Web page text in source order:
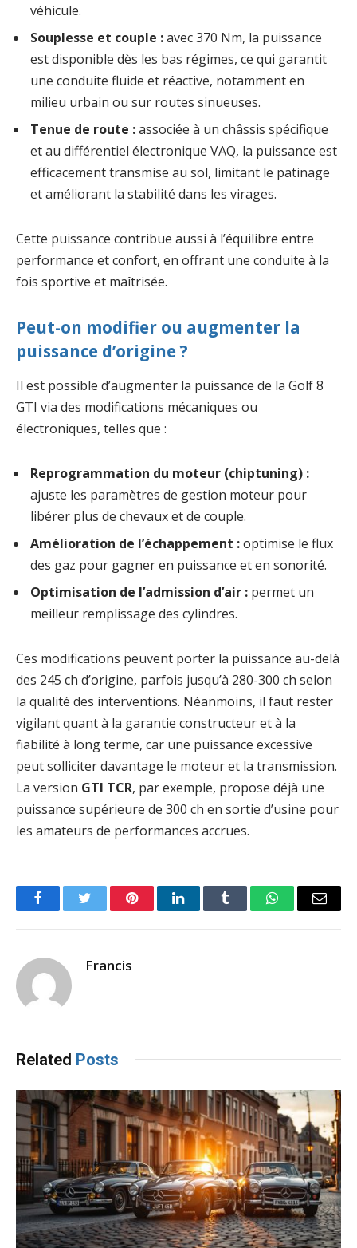
véhicule.
Souplesse et couple :avec 370 Nm, la puissance
est disponible dès les bas régimes, ce qui garantit
une conduite fluide et réactive, notamment en
milieu urbain ou sur routes sinueuses.
Tenue de route :associée à un châssis spécifique
et au différentiel électronique VAQ, la puissance est
efficacement transmise au sol, limitant le patinage
et améliorant la stabilité dans les virages.
Cette puissance contribue aussi à l’équilibre entre
performance et confort, en offrant une conduite à la
fois sportive et maîtrisée.
Peut-on modifier ou augmenter la
puissance d’origine ?
Il est possible d’augmenter la puissance de la Golf 8
GTI via des modifications mécaniques ou
électroniques, telles que :
Reprogrammation du moteur (chiptuning) :
ajuste les paramètres de gestion moteur pour
libérer plus de chevaux et de couple.
Amélioration de l’échappement :optimise le flux
des gaz pour gagner en puissance et en sonorité.
Optimisation de l’admission d’air : permet un
meilleur remplissage des cylindres.
Ces modifications peuvent porter la puissance au-delà
des 245 ch d’origine, parfois jusqu’à 280-300 ch selon
la qualité des interventions. Néanmoins, il faut rester
vigilant quant à la garantie constructeur et à la
fiabilité à long terme, car une puissance excessive
peut solliciter davantage le moteur et la transmission.
La version GTI TCR, par exemple, propose déjà une
puissance supérieure de 300 ch en sortie d’usine pour
les amateurs de performances accrues.
FacebookTwitter PinterestLinkedInTumblr WhatsAppEmail
Francis
Related Posts